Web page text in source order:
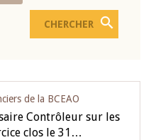
de la BCEAO
Contrôleur sur les
clos le 31…